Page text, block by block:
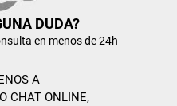
DUDA?
en menos de 24h
A
CHAT ONLINE,